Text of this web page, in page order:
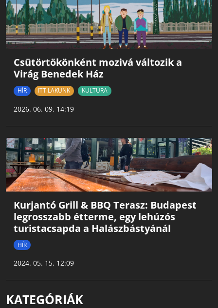
Csütörtökönként mozivá változik a
Virág Benedek Ház
HÍR ITT LAKUNK KULTÚRA
2026. 06. 09. 14:19
Kurjantó Grill & BBQ Terasz: Budapest
legrosszabb étterme, egy lehúzós
turistacsapda a Halászbástyánál
HÍR
2024. 05. 15. 12:09
KATEGÓRIÁK